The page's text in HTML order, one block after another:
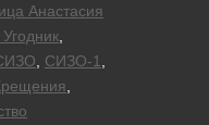
Анастасия
СИЗО-1